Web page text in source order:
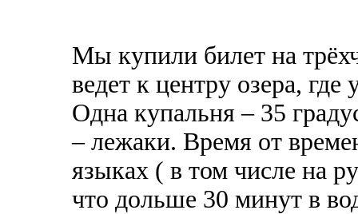
Мы купили билет на
ведет к центру озера,
Одна купальня – 35
– лежаки. Время от
языках ( в том числе на
что дольше 30 минут в